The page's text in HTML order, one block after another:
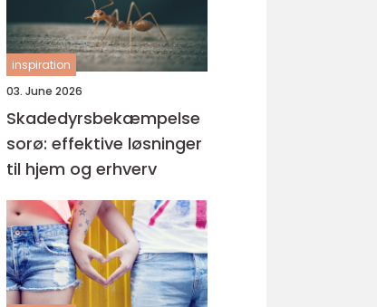
inspiration
03. June 2026
Skadedyrsbekæmpelse
sorø: effektive løsninger
til hjem og erhverv